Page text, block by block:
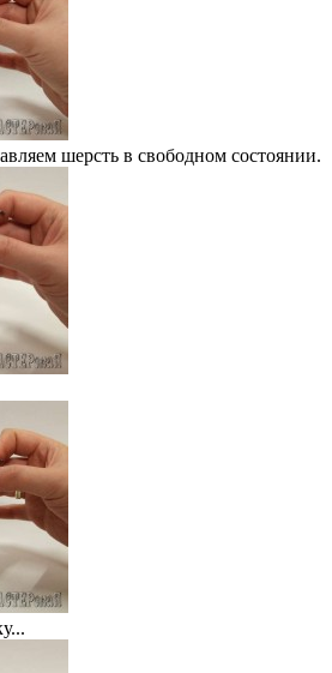
шерсть в свободном состоянии.